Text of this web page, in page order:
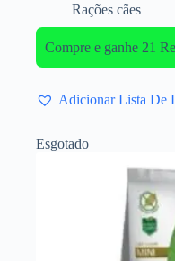
Rações cães
Compre e ganhe 21
Adicionar Lista De
Esgotado